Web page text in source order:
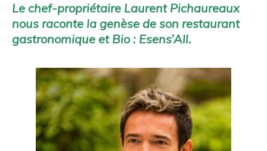
Le chef-propriétaire Laurent Pichaureaux
nous raconte la genèse de son restaurant
gastronomique et Bio : Esens’All.